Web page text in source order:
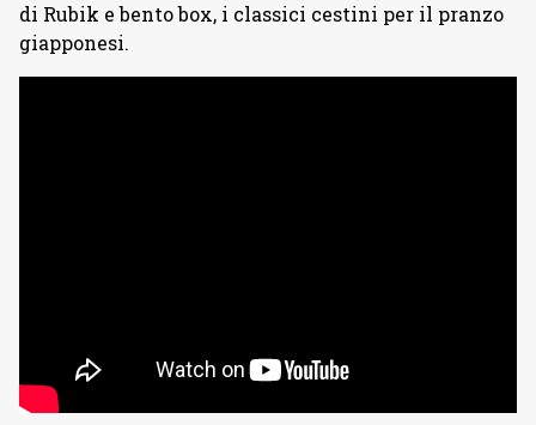
di Rubik e bento box, i classici cestini per il pranzo
giapponesi.